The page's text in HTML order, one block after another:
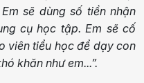
sẽ dùng số tiền nhận
cụ học tập. Em sẽ cố
viên tiểu học để dạy con
khăn như em...”.